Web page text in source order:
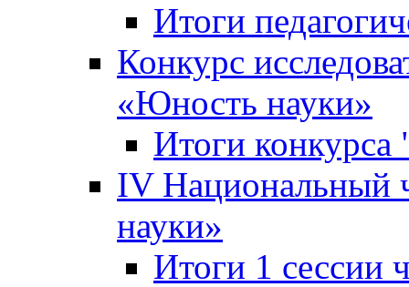
Итоги
Конкурс
«Юность науки»
Итоги
IV
науки»
Итоги 1 сессии